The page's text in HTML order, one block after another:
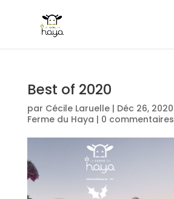
Best of 2020
par Cécile Laruelle| Déc 26, 2020
Ferme du Haya | 0 commentaires